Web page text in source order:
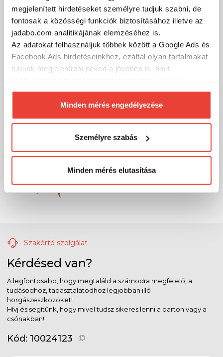
megjelenített hirdetéseket személyre tudjuk szabni, de
fontosak a közösségi funkciók biztosításához illetve az
jadabo.com analitikájának elemzéséhez is.
Az adatokat felhasználjuk többek között a Google Ads és
Facebook Ads hirdetéseinkhez, ezáltal olyan tartalmakat
tudunk megjeleníteni neked a jövőben is, amit
biztosításához arra kérünk, hogy engedd meg
számunkra minden mérés használatát.
Természetesensoha semmilyen formában nem fogunk
megváltoztathatod a döntésed ezzel kapcsolatban.
Előre is köszönjük!
Minden mérés engedélyezése
Személyre szabás
Minden mérés elutasítása
MÁRKÁINK
Szakértő szolgálat
Kérdésed van?
A legfontosabb, hogy megtaláld a számodra megfelelő, a
tudásodhoz, tapasztalatodhoz legjobban illő
horgászeszközöket!
Hívj és segítünk, hogy mivel tudsz sikeres lenni a parton vagy a
csónakban!
Kód: 10024123